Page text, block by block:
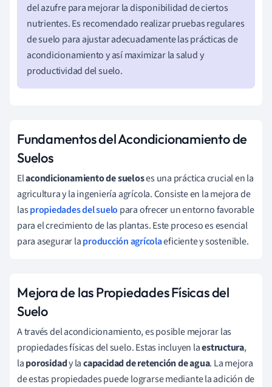
del azufre para mejorar la disponibilidad de ciertos
nutrientes. Es recomendado realizar pruebas regulares
de suelo para ajustar adecuadamente las prácticas de
acondicionamiento y así maximizar la salud y
productividad del suelo.
Fundamentos del Acondicionamiento de
Suelos
Elacondicionamiento de sueloses una práctica crucial en la
agricultura y la ingeniería agrícola. Consiste en la mejora de
laspropiedades del suelo para ofrecer un entorno favorable
para el crecimiento de las plantas. Este proceso es esencial
para asegurar laproducción agrícolaeficiente y sostenible.
Mejora de las Propiedades Físicas del
Suelo
A través del acondicionamiento, es posible mejorar las
propiedades físicas del suelo. Estas incluyen laestructura,
laporosidady lacapacidad de retención de agua. La mejora
de estas propiedades puede lograrse mediante la adición de